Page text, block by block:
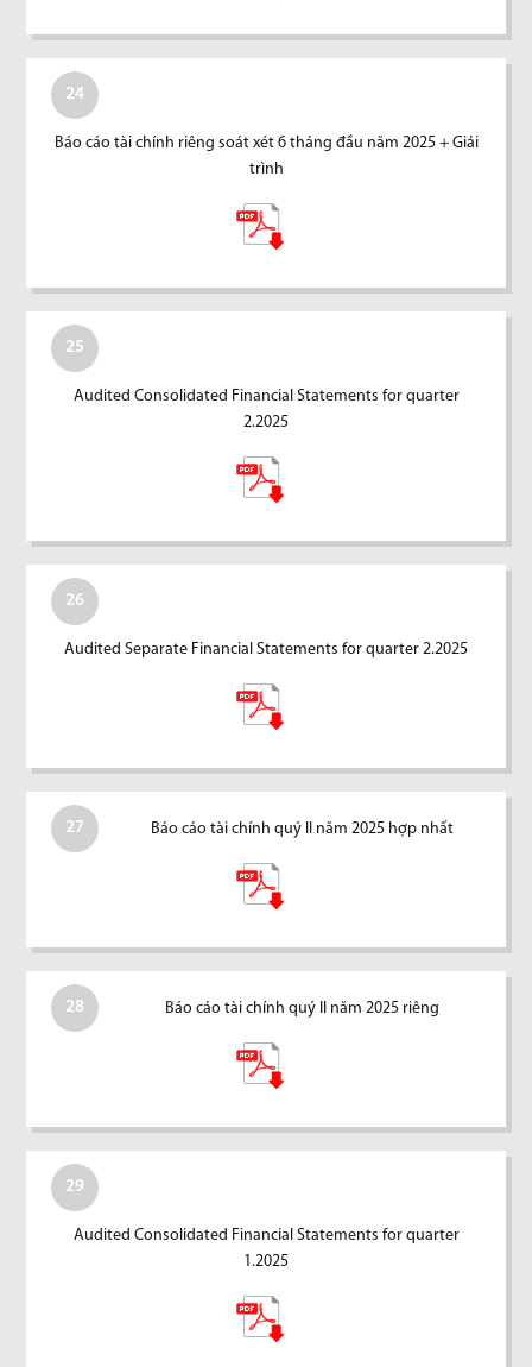
24
Báo cáo tài chính riêng soát xét 6 tháng đầu năm 2025 + Giải
trình
25
Audited Consolidated Financial Statements for quarter
2.2025
26
Audited Separate Financial Statements for quarter 2.2025
27 Báo cáo tài chính quý II năm 2025 hợp nhất
28 Báo cáo tài chính quý II năm 2025 riêng
29
Audited Consolidated Financial Statements for quarter
1.2025